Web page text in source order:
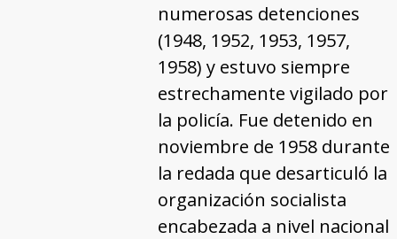
numerosas detenciones
(1948, 1952, 1953, 1957,
1958) y estuvo siempre
estrechamente vigilado por
la policía. Fue detenido en
noviembre de 1958 durante
la redada que desarticuló la
organización socialista
encabezada a nivel nacional